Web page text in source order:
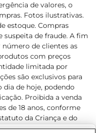
de valores, o
Fotos ilustrativas.
estoque. Compras
suspeita de fraude. A fim
de clientes as
com preços
limitada por
são exclusivos para
dia de hoje, podendo
Proibida a venda
de 18 anos, conforme
da Criança e do
para o